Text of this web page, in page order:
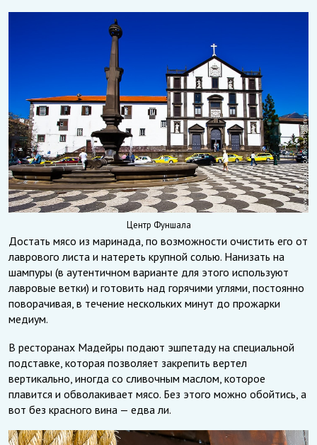
Центр Фуншала
Достать мясо из маринада, по возможности очистить его от
лаврового листа и натереть крупной солью. Нанизать на
шампуры (в аутентичном варианте для этого используют
лавровые ветки) и готовить над горячими углями, постоянно
поворачивая, в течение нескольких минут до прожарки
медиум.
В ресторанах Мадейры подают эшпетаду на специальной
подставке, которая позволяет закрепить вертел
вертикально, иногда со сливочным маслом, которое
плавится и обволакивает мясо. Без этого можно обойтись, а
вот без красного вина — едва ли.